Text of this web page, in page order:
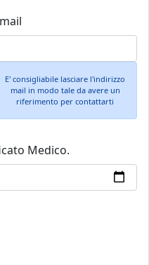
E' consigliabile lasciare l'indirizzo
mail in modo tale da avere un
riferimento per contattarti
Medico.